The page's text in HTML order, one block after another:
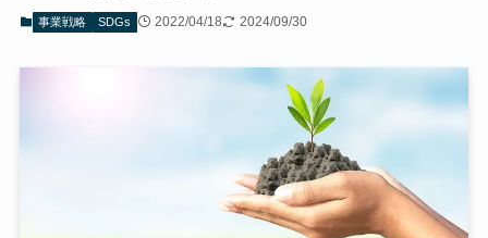
事業戦略 SDGs 2022/04/18 2024/09/30